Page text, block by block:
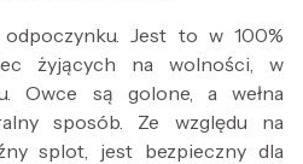
Jest to w 100%
żyjących na wolności, w
Owce są golone, a wełna
sposób. Ze względu na
splot, jest bezpieczny dla